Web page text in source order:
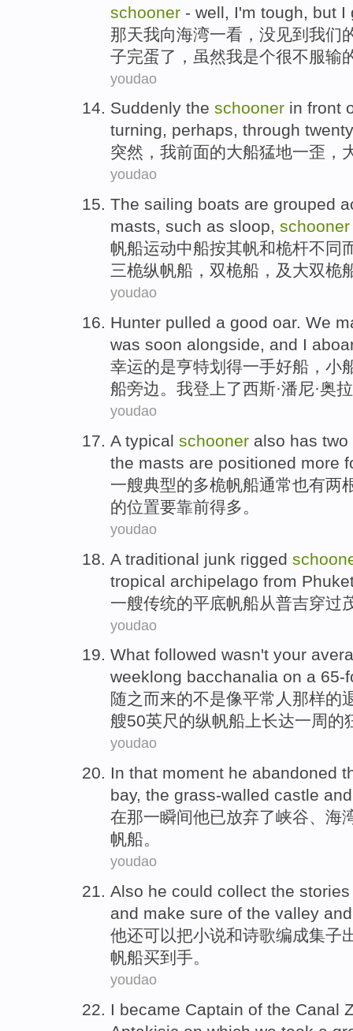
schooner - well I'm tough, but I
那天我向海湾一看 ， 没见到 我们
子完蛋了， 虽然我是个很不服输
youdao
Suddenly the schooner in front
turning, perhaps, through twenty
突然 ， 我前面的大船猛地一歪，
youdao
The sailing boats are grouped
masts, such as sloop, schooner
帆船运动中船按其帆和桅杆不同
三桅纵帆船，双桅船， 及 大双桅
youdao
Hunter pulled a good oar. We
was soon alongside, and I
幸运的是亨特划得一手好船 ，小
船旁边 。 我登上了西斯·潘尼·奥拉
youdao
A typical schooner also has two
the masts are positioned more
一艘典型的多桅帆船通常也有两
的位置要靠前得多。
youdao
A traditional junk rigged
tropical archipelago from
一艘传统的平底帆船从普吉穿过
youdao
What followed wasn't your
weeklong bacchanalia on a 65-
随之而来的不是像平常人那样的
艘50英尺 的纵帆船上长达一周的
youdao
In that moment he abandoned
bay, the grass-walled castle and
在那一瞬间他已放弃了峡谷、 海
帆船。
youdao
Also he could collect the stories
and make sure of the valley
他还可以把小说和诗歌编成集子
帆船买到手。
youdao
I became Captain of the Canal